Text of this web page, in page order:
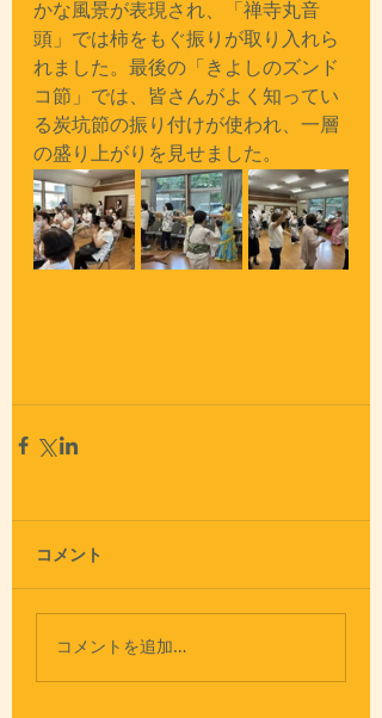
かな風景が表現され、「禅寺丸音
頭」では柿をもぐ振りが取り入れら
れました。最後の「きよしのズンド
コ節」では、皆さんがよく知ってい
る炭坑節の振り付けが使われ、一層
の盛り上がりを見せました。
コメント
コメントを追加…